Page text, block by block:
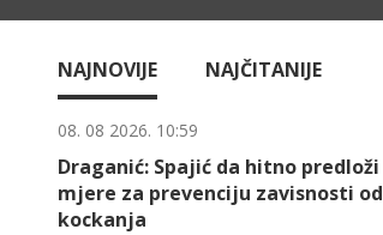
NAJNOVIJE NAJČITANIJE
08. 08 2026. 10:59
Draganić: Spajić da hitno predloži
mjere za prevenciju zavisnosti od
kockanja